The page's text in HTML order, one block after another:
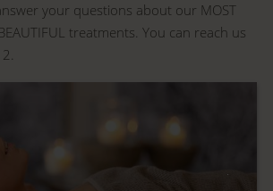
your questions about our MOST
treatments. You can reach us